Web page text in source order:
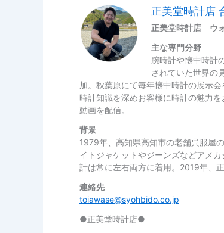
正美堂時計店
正美堂時計店 ウ
主な専門分野
腕時計や懐中時計
されていた世界の
加。秋葉原にて毎年懐中時計の展示会
時計知識を深めお客様に時計の魅力
動画を配信。
背景
1979年、高知県高知市の老舗呉服屋
イトジャケットやジーンズなどアメ
計は常に左右両方に着用。2019年、
連絡先
toiawase@syohbido.co.jp
●正美堂時計店●